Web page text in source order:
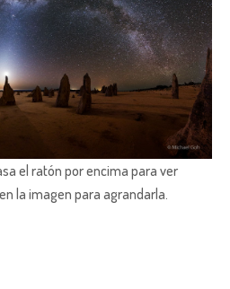
el ratón por encima para ver
la imagen para agrandarla.